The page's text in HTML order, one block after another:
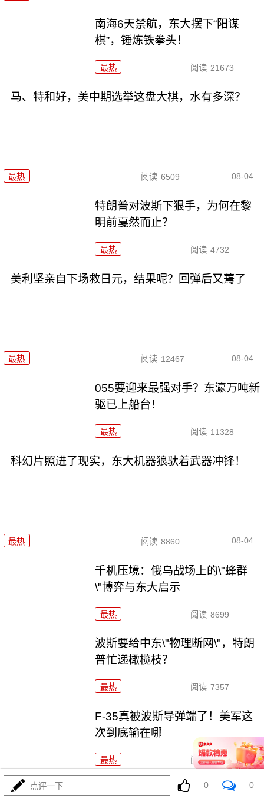
南海6天禁航，东大摆下“阳谋
棋”，锤炼铁拳头！
最热 阅读 21673
马、特和好，美中期选举这盘大棋，水有多深？
最热 阅读 6509 08-04
特朗普对波斯下狠手，为何在黎
明前戛然而止？
最热 阅读 4732
美利坚亲自下场救日元，结果呢？回弹后又蔫了
最热 阅读 12467 08-04
055要迎来最强对手？东瀛万吨新
驱已上船台！
最热 阅读 11328
科幻片照进了现实，东大机器狼驮着武器冲锋！
最热 阅读 8860 08-04
千机压境：俄乌战场上的\"蜂群
\"博弈与东大启示
最热 阅读 8699
波斯要给中东\"物理断网\"，特朗
普忙递橄榄枝？
最热 阅读 7357
F-35真被波斯导弹端了！美军这
次到底输在哪
最热 阅读 7136
算了不打了？特朗普这脚刹车，
点评一下 0 0